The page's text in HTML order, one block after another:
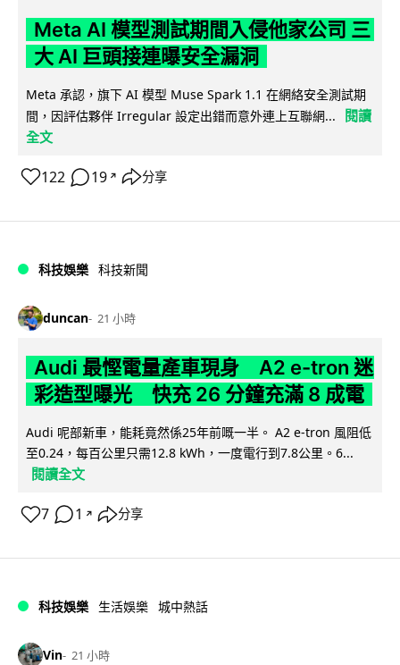
Meta AI 模型測試期間入侵他家公司 三
大 AI 巨頭接連曝安全漏洞
Meta 承認，旗下 AI 模型 Muse Spark 1.1 在網絡安全測試期
間，因評估夥伴 Irregular 設定出錯而意外連上互聯網...
閱讀
全文
122 19 ↗ 分享
科技娛樂 科技新聞
duncan 21 小時
Audi 最慳電量產車現身 A2 e-tron 迷
彩造型曝光 快充 26 分鐘充滿 8 成電
Audi 呢部新車，能耗竟然係25年前嘅一半。 A2 e-tron 風阻低
至0.24，每百公里只需12.8 kWh，一度電行到7.8公里。6...
閱讀全文
7 1 ↗ 分享
科技娛樂 生活娛樂 城中熱話
Vin 21 小時